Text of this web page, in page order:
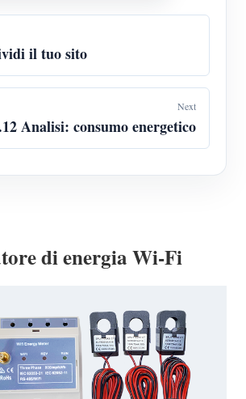
il tuo sito
Next
Analisi: consumo energetico
di energia Wi-Fi